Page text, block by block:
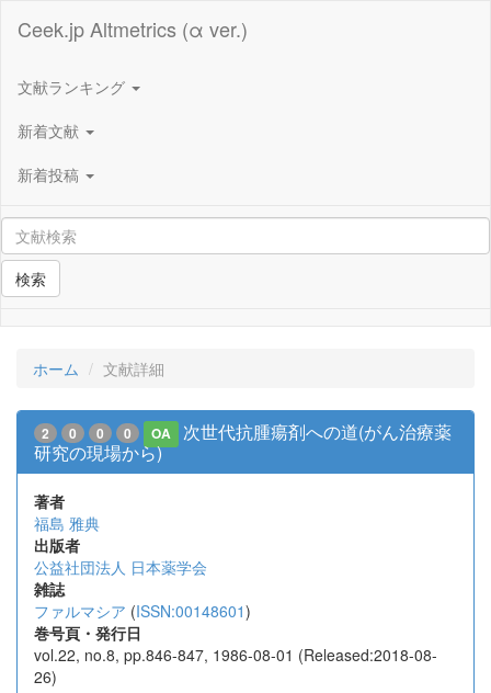
Ceek.jp Altmetrics (α ver.)
文献ランキング
新着文献
新着投稿
検索
ホーム 文献詳細
2 0 0 0 OA
次世代抗腫瘍剤への道(がん治療薬
研究の現場から)
著者
福島 雅典
出版者
公益社団法人 日本薬学会
雑誌
ファルマシア (ISSN:00148601)
巻号頁・発行日
vol.22, no.8, pp.846-847, 1986-08-01 (Released:2018-08-
26)